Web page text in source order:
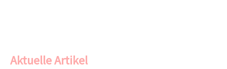
Aktuelle Artikel